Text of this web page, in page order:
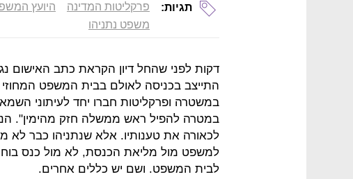
תגיות: פרקליטות המדינה היועץ
משפט נתניהו
דקות לפני שהחל דיון הקראת כתב האישום
התייצב בכניסה לאולם בבית המשפט המחוזי
במשטרה ופרקליטות חברו יחד לעיתוני
במטרה להפיל ראש ממשלה חזק מהימין".
לכאורה את טענותיו. אלא שנתניהו כבר
למשפט מול מליאת הכנסת, לא מול כנס
לבית המשפט. ושם יש כללים אחרים.